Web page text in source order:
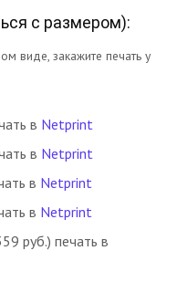
с размером):
виде, закажите печать у
в Netprint
в Netprint
в Netprint
в Netprint
руб.) печать в